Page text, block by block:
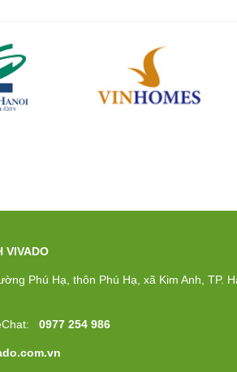
VIVADO
Phú Hạ, thôn Phú Hạ, xã Kim Anh, TP.
0977 254 986